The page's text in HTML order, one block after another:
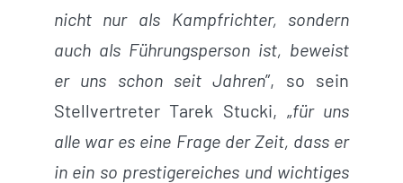
nicht nur als Kampfrichter, sondern
auch als Führungsperson ist, beweist
er uns schon seit Jahren”, so sein
Stellvertreter Tarek Stucki, „für uns
alle war es eine Frage der Zeit, dass er
in ein so prestigereiches und wichtiges